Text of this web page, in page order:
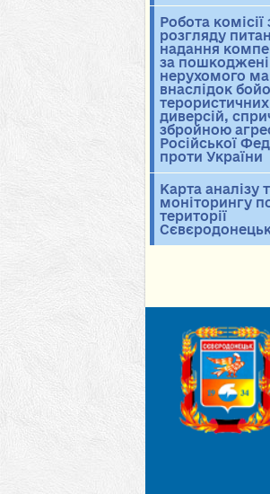
Робота комісії
розгляду
надання
за пошкоджені
нерухомого
внаслідок
терористичних
диверсій,
збройною
Російської
проти України
Карта аналізу
моніторингу
території